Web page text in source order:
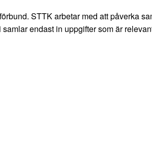
STTK arbetar med att påverka
endast in uppgifter som är